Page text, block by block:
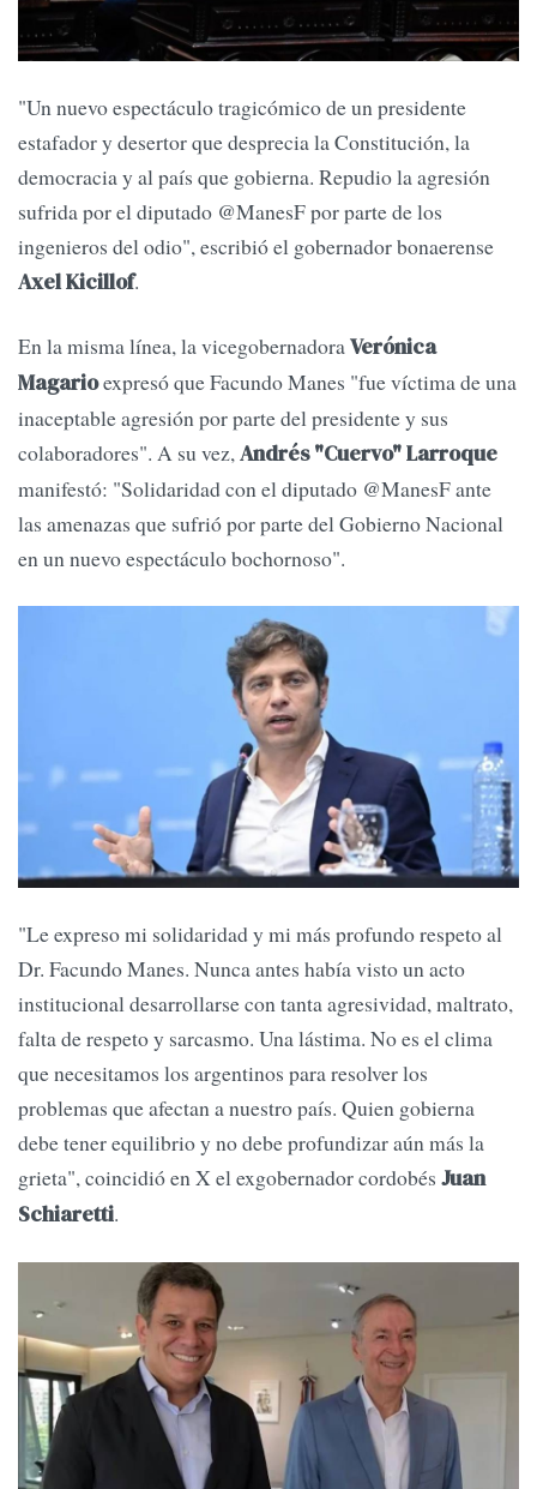
"Un nuevo espectáculo tragicómico de un presidente
estafador y desertor que desprecia la Constitución, la
democracia y al país que gobierna. Repudio la agresión
sufrida por el diputado @ManesF por parte de los
ingenieros del odio", escribió el gobernador bonaerense
Axel Kicillof.
En la misma línea, la vicegobernadoraVerónica
Magarioexpresó que Facundo Manes "fue víctima de una
inaceptable agresión por parte del presidente y sus
colaboradores". A su vez,Andrés "Cuervo" Larroque
manifestó: "Solidaridad con el diputado @ManesF ante
las amenazas que sufrió por parte del Gobierno Nacional
en un nuevo espectáculo bochornoso".
"Le expreso mi solidaridad y mi más profundo respeto al
Dr. Facundo Manes. Nunca antes había visto un acto
institucional desarrollarse con tanta agresividad, maltrato,
falta de respeto y sarcasmo. Una lástima. No es el clima
que necesitamos los argentinos para resolver los
problemas que afectan a nuestro país. Quien gobierna
debe tener equilibrio y no debe profundizar aún más la
grieta", coincidió en X el exgobernador cordobés Juan
Schiaretti.